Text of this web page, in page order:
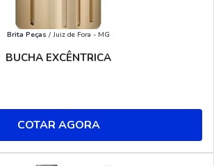
Brita Peças / Juiz de Fora - MG
BUCHA EXCÊNTRICA
COTAR AGORA